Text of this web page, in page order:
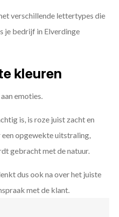
verschillende lettertypes die
je bedrijf in Elverdinge
kleuren
emoties.
is, is roze juist zacht en
opgewekte uitstraling,
gebracht met de natuur.
dus ook na over het juiste
met de klant.